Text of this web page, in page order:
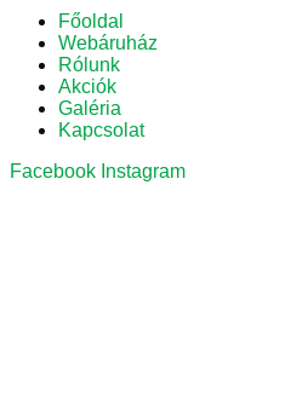
Főoldal
Webáruház
Rólunk
Akciók
Galéria
Kapcsolat
Facebook Instagram